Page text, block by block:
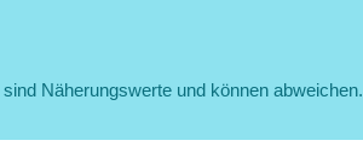
Näherungswerte und können abweichen.